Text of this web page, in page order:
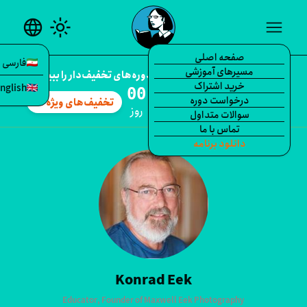
صفحه اصلی
مسیرهای آموزشی
خرید اشتراک
درخواست دوره
سوالات متداول
تماس با ما
دانلود برنامه
language
فارسی
English
تخفیف ویژه همین الان — دوره‌های تخفیف‌دار را ببینید.
روز
:
ساعت
:
دقیقه
:
تخفیف‌های ویژهarrow_forward
Konrad Eek
Educator, Founder of Maxwell Eek Photography